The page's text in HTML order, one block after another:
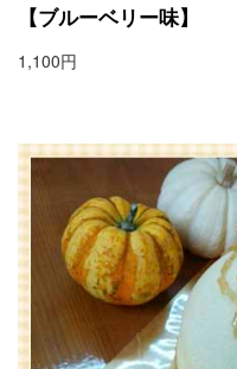
【ブルーベリー味】
1,100円